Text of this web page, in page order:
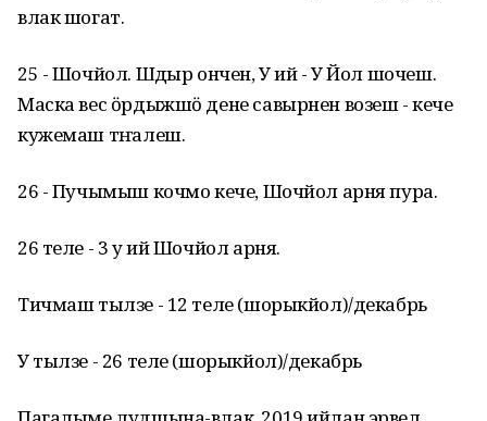
влак шогат.
25 - Шочйол. Шӱдыр ончен, У ий - У Йол шочеш.
Маска вес ӧрдыжшӧ дене савырнен возеш - кече
кужемаш тӱҥалеш.
26 - Пучымыш кочмо кече, Шочйол арня пура.
26 теле - 3 у ий Шочйол арня.
Тичмаш тылзе - 12 теле (шорыкйол)/декабрь
У тылзе - 26 теле (шорыкйол)/декабрь